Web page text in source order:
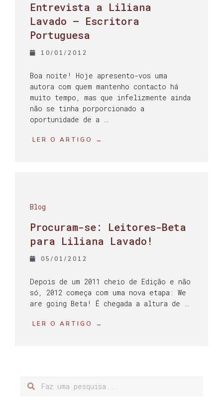
Entrevista a Liliana
Lavado – Escritora
Portuguesa
10/01/2012
Boa noite! Hoje apresento-vos uma
autora com quem mantenho contacto há
muito tempo, mas que infelizmente ainda
não se tinha porporcionado a
oportunidade de a …
LER O ARTIGO →
Blog
Procuram-se: Leitores-Beta
para Liliana Lavado!
05/01/2012
Depois de um 2011 cheio de Edição e não
só, 2012 começa com uma nova etapa: We
are going Beta! É chegada a altura de …
LER O ARTIGO →